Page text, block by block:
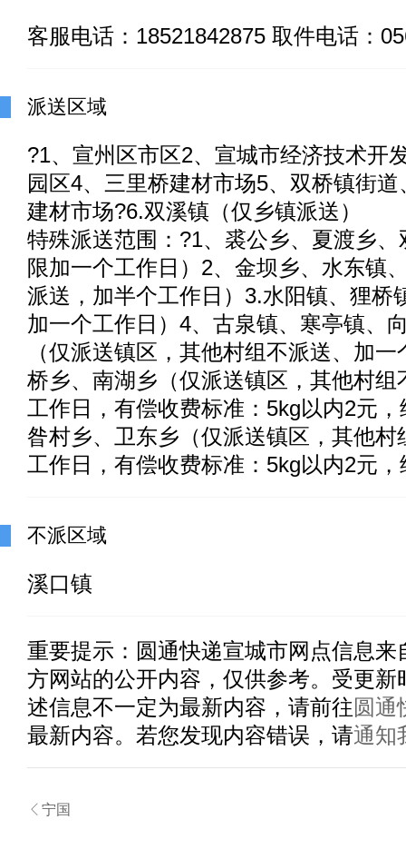
客服电话：18521842875 取件电话：
派送区域
?1、宣州区市区2、宣城市经济技术开
园区4、三里桥建材市场5、双桥镇街
建材市场?6.双溪镇（仅乡镇派送）
特殊派送范围：?1、裘公乡、夏渡乡
限加一个工作日）2、金坝乡、水东镇
派送，加半个工作日）3.水阳镇、狸桥
加一个工作日）4、古泉镇、寒亭镇、
（仅派送镇区，其他村组不派送、加
桥乡、南湖乡（仅派送镇区，其他村组
工作日，有偿收费标准：5kg以内2元
昝村乡、卫东乡（仅派送镇区，其他村
工作日，有偿收费标准：5kg以内2元
不派区域
溪口镇
重要提示： 圆通快递宣城市网点信息来
方网站的公开内容，仅供参考。受更新
述信息不一定为最新内容，请前往圆通
最新内容。若您发现内容错误，请通知
 宁国